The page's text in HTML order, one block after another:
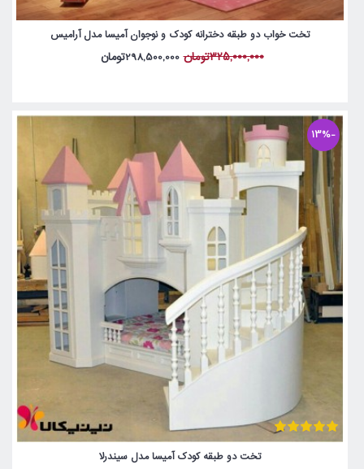
تخت خواب دو طبقه دخترانه کودک و نوجوان آمیسا مدل آرامیس
325,000,000تومان 298,500,000تومان
-13%
تخت دو طبقه کودک آمیسا مدل سیندرلا